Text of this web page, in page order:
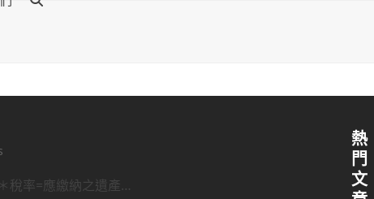
稅率=應繳納之遺產…
熱
門
文